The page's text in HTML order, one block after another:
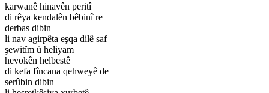
karwanê hinavên peritî
di rêya kendalên bêbinî re
derbas dibin
li nav agirpêta eşqa dilê saf
şewitîm û heliyam
hevokên helbestê
di kefa fîncana qehweyê de
serûbin dibin